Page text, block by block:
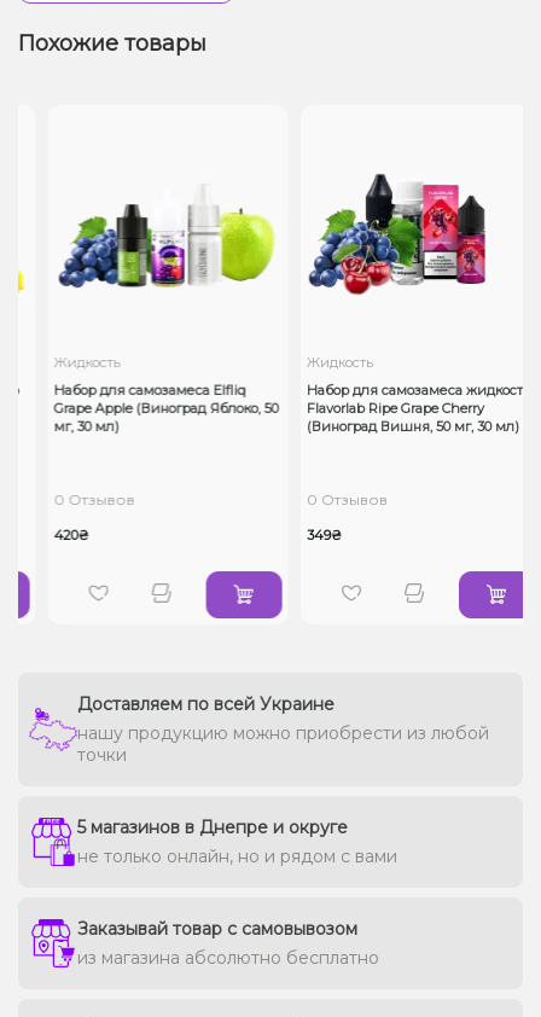
Похожие товары
Жидкость
Набор для самозамеса Elfliq
Grape Apple (Виноград Яблоко, 50
мг, 30 мл)
0 Отзывов
420₴
Жидкость
Набор для самозамеса жидкости
Flavorlab Ripe Grape Cherry
(Виноград Вишня, 50 мг, 30 мл)
0 Отзывов
349₴
Доставляем по всей Украине
нашу продукцию можно приобрести из любой
точки
5 магазинов в Днепре и округе
не только онлайн, но и рядом с вами
Заказывай товар с самовывозом
из магазина абсолютно бесплатно